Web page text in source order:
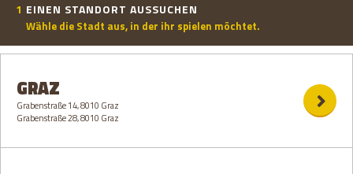
1 EINEN STANDORT AUSSUCHEN
Wähle die Stadt aus, in der ihr spielen möchtet.
GRAZ
Grabenstraße 14, 8010 Graz
Grabenstraße 28, 8010 Graz